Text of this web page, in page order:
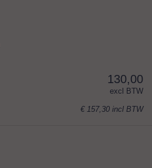
130,00
excl BTW
€ 157,30 incl BTW